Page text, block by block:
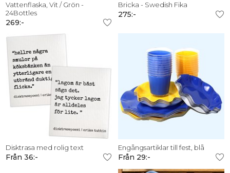
Vattenflaska, Vit / Grön -
24Bottles
269:-
Bricka - Swedish Fika
275:-
Disktrasa med rolig text
Från 36:-
Engångsartiklar till fest, blå
Från 29:-